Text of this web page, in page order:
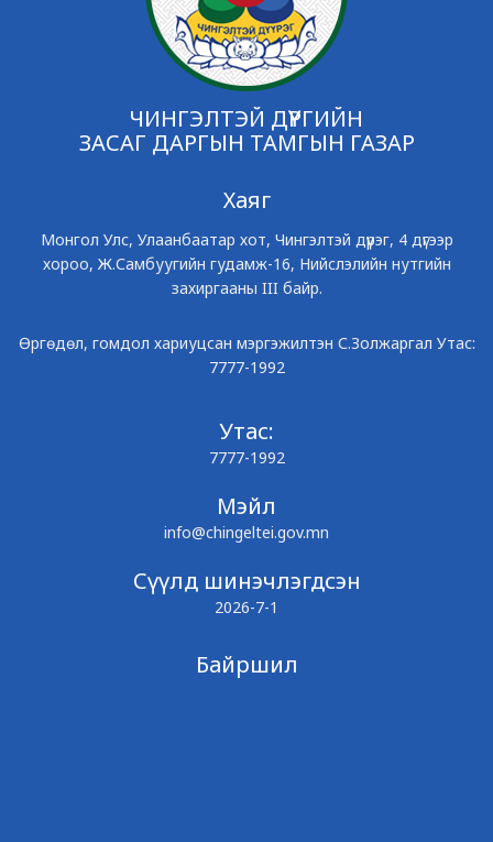
ЧИНГЭЛТЭЙ ДҮҮРГИЙН
ЗАСАГ ДАРГЫН ТАМГЫН ГАЗАР
Хаяг
Монгол Улс, Улаанбаатар хот, Чингэлтэй дүүрэг, 4 дүгээр
хороо, Ж.Самбуугийн гудамж-16, Нийслэлийн нутгийн
захиргааны III байр.
Өргөдөл, гомдол хариуцсан мэргэжилтэн С.Золжаргал Утас:
7777-1992
Утас:
7777-1992
Мэйл
info@chingeltei.gov.mn
Сүүлд шинэчлэгдсэн
2026-7-1
Байршил